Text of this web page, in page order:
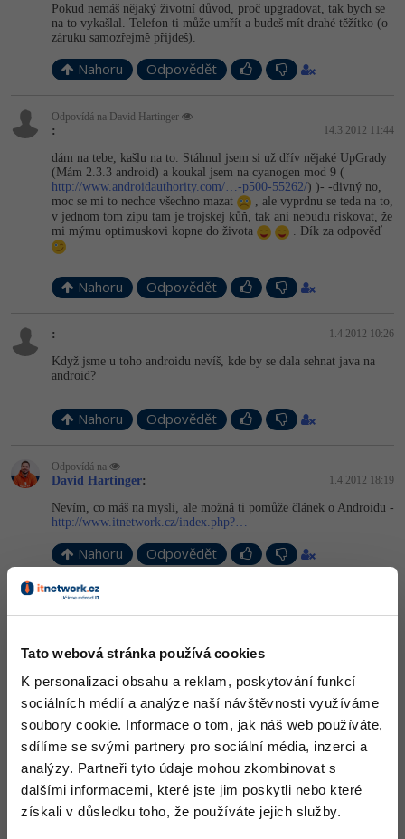
Tato webová stránka používá cookies
K personalizaci obsahu a reklam, poskytování funkcí
sociálních médií a analýze naší návštěvnosti využíváme
soubory cookie. Informace o tom, jak náš web používáte,
sdílíme se svými partnery pro sociální média, inzerci a
analýzy. Partneři tyto údaje mohou zkombinovat s
dalšími informacemi, které jste jim poskytli nebo které
získali v důsledku toho, že používáte jejich služby.
Databázový analytik
Copywriter
Návrh SW -80%
Algoritmy -41%
Pro děti
Více
Fórum
Kurzy e-commerce
Datová analýza
Digitální gramotnost
WordPress
-30%
Business
Kryptoměny -25%
Copywriting -30%
MS Office -80%
Google Dokumenty
HTML/CSS -80%
Photoshop -80%
-15%
-80%
Inkscape
Fotografování -80%
Video
Příběhy absolventů
Pro firmy
Pokud nemáš nějaký životní důvod, proč upgradovat, tak bych se
na to vykašlal. Telefon ti může umřít a budeš mít drahé těžítko (o
záruku samozřejmě přijdeš).
Nahoru Odpovědět
Odpovídá na David Hartinger
: 14.3.2012 11:44
dám na tebe, kašlu na to. Stáhnul jsem si už dřív nějaké UpGrady
(Mám 2.3.3 android) a koukal jsem na cyanogen mod 9 (
http://www.androidauthority.com/…-p500-55262/) )- -divný no,
moc se mi to nechce všechno mazat
, ale vyprdnu se teda na to,
v jednom tom zipu tam je trojskej kůň, tak ani nebudu riskovat, že
mi mýmu optimuskovi kopne do života
. Dík za odpověď
Nahoru Odpovědět
: 1.4.2012 10:26
Když jsme u toho androidu nevíš, kde by se dala sehnat java na
android?
Nahoru Odpovědět
Odpovídá na
David Hartinger: 1.4.2012 18:19
Nevím, co máš na mysli, ale možná ti pomůže článek o Androidu -
http://www.itnetwork.cz/index.php?…
Nahoru Odpovědět
Nahoru Odpovědět
Odpovídá na
David Hartinger: 2.4.2012 9:18
Co to znamená pro Android? Celý Android běží na Javě, nějak mi
nedochází, proč bys ji chtěl stahovat, když už tam je. Pokud jsi
myslel Java Android SDK, je to zmíněné v článku, který jsem ti
poslal.